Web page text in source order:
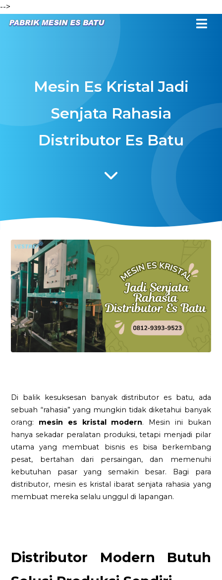
-->
Mesin Es Kristal Jadi
Senjata Rahasia
Distributor Es Batu
Di balik kesuksesan banyak distributor es batu, ada
sebuah “rahasia” yang mungkin tidak diketahui banyak
orang: mesin es kristal modern. Mesin ini bukan
hanya sekadar peralatan produksi, tetapi menjadi pilar
utama yang membuat bisnis es bisa berkembang
pesat, bertahan dari persaingan, dan memenuhi
kebutuhan pasar yang semakin besar. Bagi para
distributor, mesin es kristal ibarat senjata rahasia yang
membuat mereka selalu unggul di lapangan.
Distributor Modern Butuh